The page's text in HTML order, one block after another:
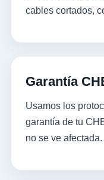
cables cortados,
Garantía
Usamos los
garantía de tu
no se ve afectada.